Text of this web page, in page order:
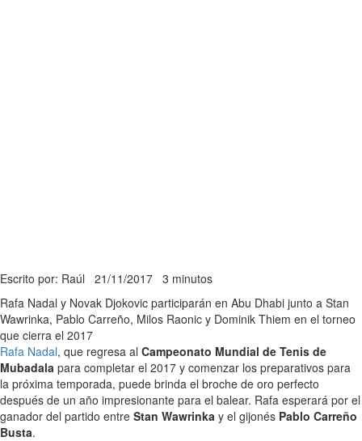
Escrito por: Raúl 21/11/2017 3 minutos
Rafa Nadal y Novak Djokovic participarán en Abu Dhabi junto a Stan
Wawrinka, Pablo Carreño, Milos Raonic y Dominik Thiem en el torneo
que cierra el 2017
Rafa Nadal, que regresa al Campeonato Mundial de Tenis de
Mubadala para completar el 2017 y comenzar los preparativos para
la próxima temporada, puede brinda el broche de oro perfecto
después de un año impresionante para el balear. Rafa esperará por el
ganador del partido entre Stan Wawrinka y el gijonés Pablo Carreño
Busta.